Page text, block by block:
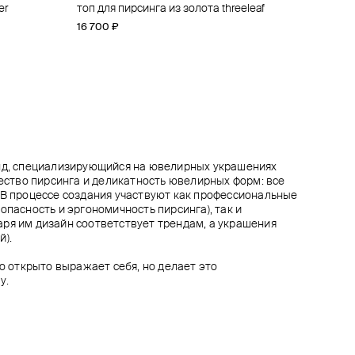
топ для пирсинга из золота threeleaf
16 700 ₽
топ для пирсинга из золота concentric
14 600 ₽
топ для пирсинга из золота threeleaf
18 500 ₽
кликер orion belt из золота
116 500 ₽
специализирующийся на ювелирных украшениях
пирсинга и деликатность ювелирных форм: все
процессе создания участвуют как профессиональные
и эргономичность пирсинга), так и
им дизайн соответствует трендам, а украшения
открыто выражает себя, но делает это